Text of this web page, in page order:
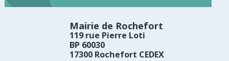
Mairie de Rochefort
119 rue Pierre Loti
BP 60030
17300 Rochefort CEDEX